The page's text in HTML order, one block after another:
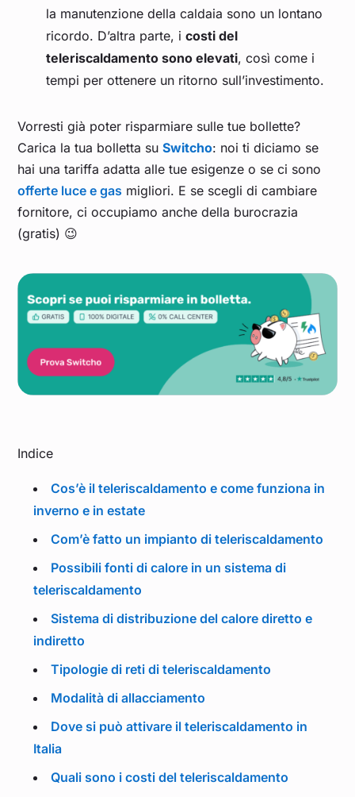
la manutenzione della caldaia sono un lontano
ricordo. D’altra parte, icosti del
teleriscaldamento sono elevati, così come i
tempi per ottenere un ritorno sull’investimento.
Vorresti già poter risparmiare sulle tue bollette?
Carica la tua bolletta suSwitcho: noi ti diciamo se
hai una tariffa adatta alle tue esigenze o se ci sono
offerte luce e gas migliori. E se scegli di cambiare
fornitore, ci occupiamo anche della burocrazia
(gratis) 😉
Indice
Cos’è il teleriscaldamento e come funziona in
inverno e in estate
Com’è fatto un impianto di teleriscaldamento
Possibili fonti di calore in un sistema di
teleriscaldamento
Sistema di distribuzione del calore diretto e
indiretto
Tipologie di reti di teleriscaldamento
Modalità di allacciamento
Dove si può attivare il teleriscaldamento in
Italia
Quali sono i costi del teleriscaldamento